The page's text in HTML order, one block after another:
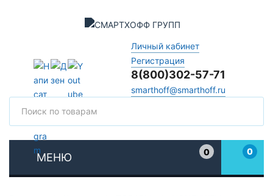
Личный кабинет
Регистрация
8(800)302-57-71
smarthoff@smarthoff.ru
МЕНЮ
0
0